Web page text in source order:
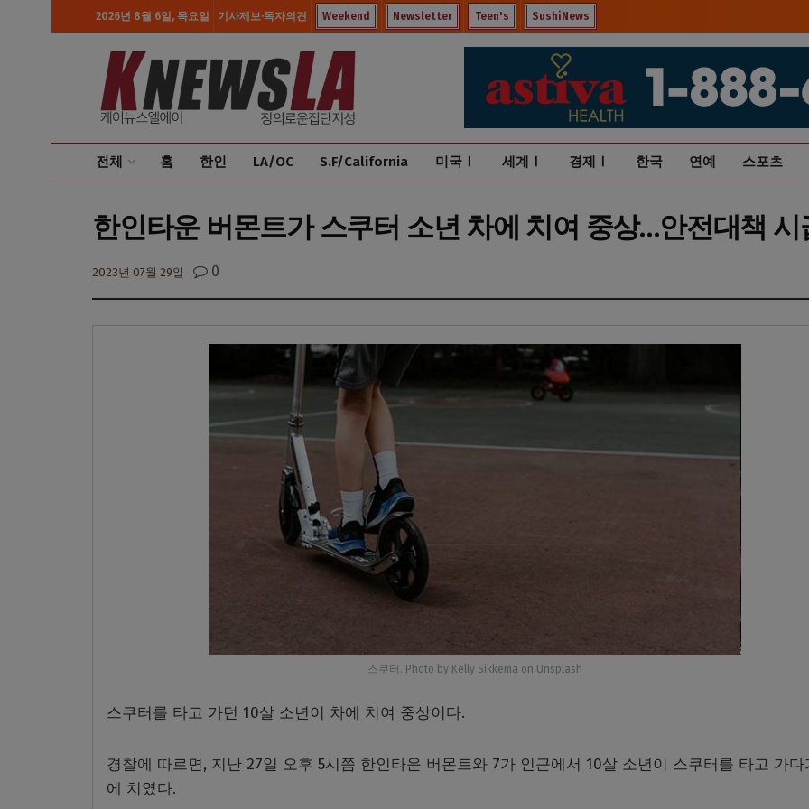
2026년 8월 6일, 목요일 기사제보·독자의견 Weekend Newsletter Teen's SushiNews
전체 홈 한인 LA/OC S.F/California 미국Ⅰ 세계Ⅰ 경제Ⅰ 한국 연예 스포츠
한인타운 버몬트가 스쿠터 소년 차에 치여 중상…안전대책 시
2023년 07월 29일 0
스쿠터. Photo by Kelly Sikkema on Unsplash
스쿠터를 타고 가던 10살 소년이 차에 치여 중상이다.
경찰에 따르면, 지난 27일 오후 5시쯤 한인타운 버몬트와 7가 인근에서 10살 소년이 스쿠터를 타고 가다
에 치였다.